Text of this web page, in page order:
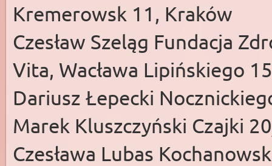
Kremerowsk 11, Kraków
Czesław Szeląg Fundacja
Vita, Wacława Lipińskiego
Dariusz Łepecki
Marek Kluszczyński Czajki
Czesława Lubas